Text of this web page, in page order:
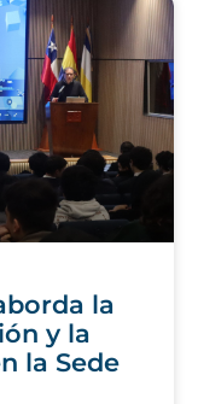
la
y la
la Sede